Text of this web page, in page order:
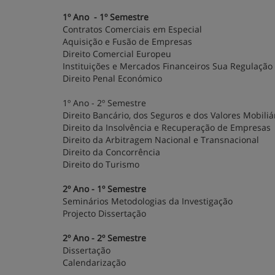
1º Ano - 1º Semestre
Contratos Comerciais em Especial
Aquisição e Fusão de Empresas
Direito Comercial Europeu
Instituições e Mercados Financeiros Sua Regulação
Direito Penal Económico
1º Ano - 2º Semestre
Direito Bancário, dos Seguros e dos Valores
Direito da Insolvência e Recuperação de Empresas
Direito da Arbitragem Nacional e Transnacional
Direito da Concorrência
Direito do Turismo
2º Ano - 1º Semestre
Seminários Metodologias da Investigação
Projecto Dissertação
2º Ano - 2º Semestre
Dissertação
Calendarização